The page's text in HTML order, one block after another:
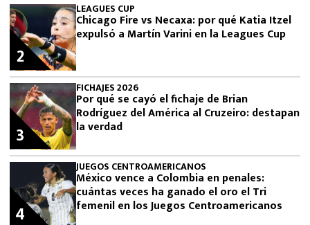
LEAGUES CUP
Chicago Fire vs Necaxa: por qué Katia Itzel
expulsó a Martín Varini en la Leagues Cup
2
FICHAJES 2026
Por qué se cayó el fichaje de Brian
Rodríguez del América al Cruzeiro: destapan
la verdad
3
JUEGOS CENTROAMERICANOS
México vence a Colombia en penales:
cuántas veces ha ganado el oro el Tri
femenil en los Juegos Centroamericanos
4